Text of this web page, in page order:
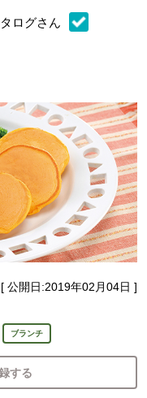
ログさん
[ 公開日:2019年02月04日 ]
ブランチ
する